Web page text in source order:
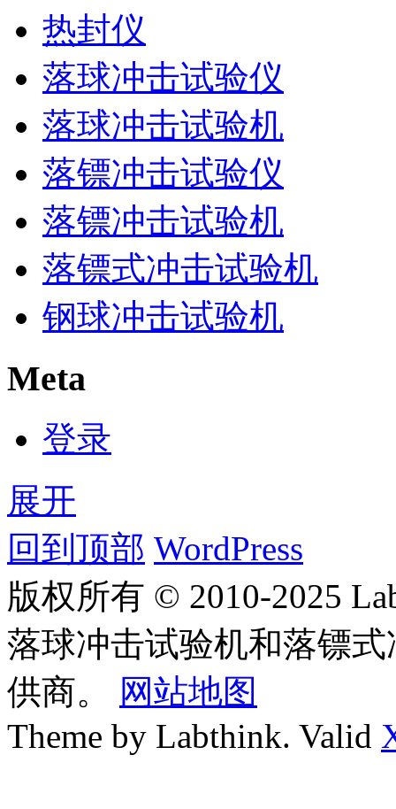
热封仪
落球冲击试验仪
落球冲击试验机
落镖冲击试验仪
落镖冲击试验机
落镖式冲击试验机
钢球冲击试验机
Meta
登录
展开
回到顶部 WordPress
版权所有 © 2010-2025
落球冲击试验机和落镖
供商。
网站地图
Theme by Labthink. Valid